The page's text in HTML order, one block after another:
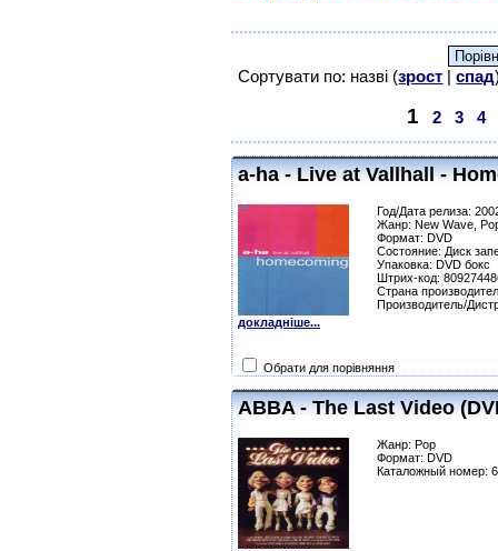
Сортувати по: назві (зрост |спад
1 2 3 4
a-ha - Live at Vallhall -
докладніше...
Год/Дата релиза:
Жанр: New Wave,
Формат: DVD
Состояние: Диск
Упаковка: DVD бокс
Штрих-код:
Страна
Производитель/
Обрати для порівняння
ABBA - The Last Video
Жанр: Pop
Формат: DVD
Каталожный номер: